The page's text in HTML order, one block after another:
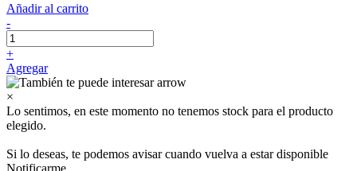
Añadir al carrito
-
+
Agregar
×
Lo sentimos, en este momento no tenemos stock para el producto
elegido.
Si lo deseas, te podemos avisar cuando vuelva a estar disponible
Notificarme